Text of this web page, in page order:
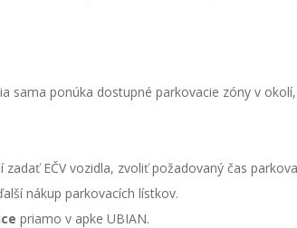
sama ponúka dostupné parkovacie zóny v
EČV vozidla, zvoliť požadovaný čas
nákup parkovacích lístkov.
priamo v apke UBIAN.